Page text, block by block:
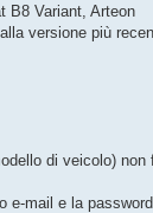
B8 Variant, Arteon
versione più
di veicolo) non
e-mail e la password.